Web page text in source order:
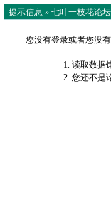
提示信息 » 七叶一枝花论坛
您没有登录或者您没
读取数据
您还不是